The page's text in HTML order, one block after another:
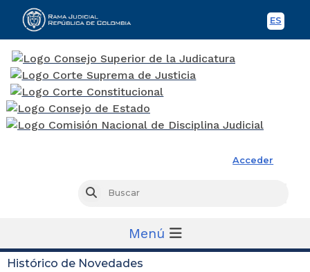
ES
Acceder
Buscar
Menú
Histórico de Novedades